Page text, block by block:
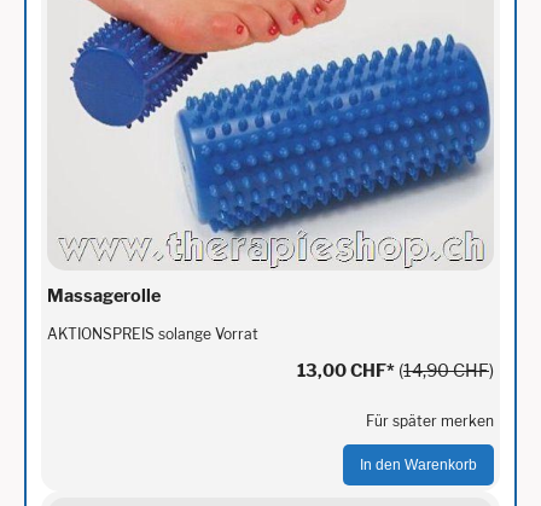
Massagerolle
AKTIONSPREIS solange Vorrat
13,00 CHF* (14,90 CHF)
Für später merken
In den Warenkorb